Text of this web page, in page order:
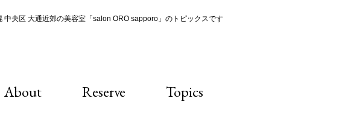
中央区 大通近郊の美容室「salon ORO sapporo」のトピックスです
About Reserve Topics